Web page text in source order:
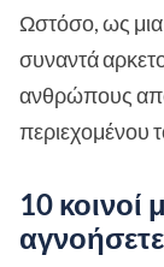
Ωστόσο, ως
συναντά
ανθρώπους από
περιεχομένου
10 κοινοί
αγνοήσετε